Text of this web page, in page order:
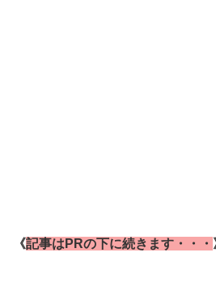
《記事はPRの下に続きます・・・